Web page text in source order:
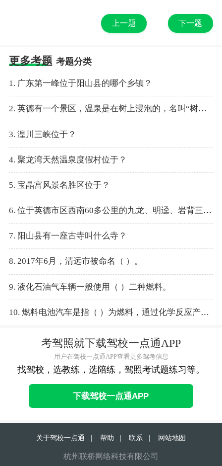
上一题 下一题
更多考题 考题分类
1. 广东第一峰位于阳山县的哪个乡镇？
2. 英德有一个景区，温泉是在树上浸泡的，名叫“树上温泉”，这个温泉景区叫什么名字？
3. 湟川三峡位于？
4. 聚龙湾天然温泉度假村位于？
5. 宝晶宫风景名胜区位于？
6. 位于英德市区西南60多公里的九龙、明迳、岩背三镇一带，走廊内密集分布着上千座石灰岩山峰，当中溪涧穿绕，岩洞、古建筑点缀其间，是哪一个景点？
7. 阳山县有一座古寺叫什么寺？
8. 2017年6月，清远市被命名（ ）。
9. 液化石油气车辆一般使用（ ）二种燃料。
10. 燃料电池汽车是指（ ）为燃料，通过化学反应产生电流，依靠电机驱动的汽车。
考驾照就下载驾校一点通APP
用户在驾校一点通APP查看更多驾考信息
找驾校，选教练，选陪练，驾照考试题练习等。
下载驾校一点通APP
关于驾校一点通 | 帮助 | 联系 | 网站地图
杭州联桥网络科技有限公司